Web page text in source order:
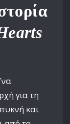
να
για τη
και